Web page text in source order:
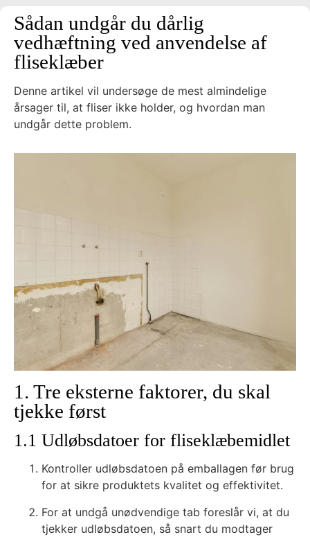
Sådan undgår du dårlig
vedhæftning ved anvendelse af
fliseklæber
Denne artikel vil undersøge de mest almindelige
årsager til, at fliser ikke holder, og hvordan man
undgår dette problem.
1. Tre eksterne faktorer, du skal
tjekke først
1.1 Udløbsdatoer for fliseklæbemidlet
Kontroller udløbsdatoen på emballagen før brug
for at sikre produktets kvalitet og effektivitet.
For at undgå unødvendige tab foreslår vi, at du
tjekker udløbsdatoen, så snart du modtager